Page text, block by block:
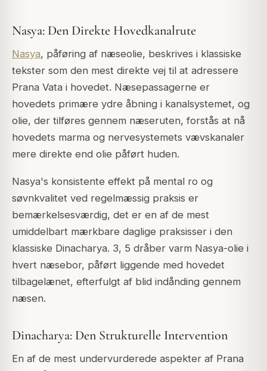
Nasya: Den Direkte Hovedkanalrute
Nasya, påføring af næseolie, beskrives i klassiske
tekster som den mest direkte vej til at adressere
Prana Vata i hovedet. Næsepassagerne er
hovedets primære ydre åbning i kanalsystemet, og
olie, der tilføres gennem næseruten, forstås at nå
hovedets marma og nervesystemets vævskanaler
mere direkte end olie påført huden.
Nasya's konsistente effekt på mental ro og
søvnkvalitet ved regelmæssig praksis er
bemærkelsesværdig, det er en af de mest
umiddelbart mærkbare daglige praksisser i den
klassiske Dinacharya. 3, 5 dråber varm Nasya-olie i
hvert næsebor, påført liggende med hovedet
tilbagelænet, efterfulgt af blid indånding gennem
næsen.
Dinacharya: Den Strukturelle Intervention
En af de mest undervurderede aspekter af Prana